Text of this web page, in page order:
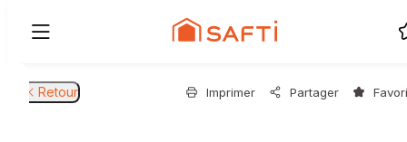
Retour Imprimer Partager